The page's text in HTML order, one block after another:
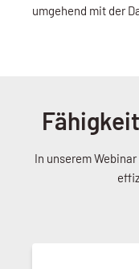
umgehend mit der
In unserem